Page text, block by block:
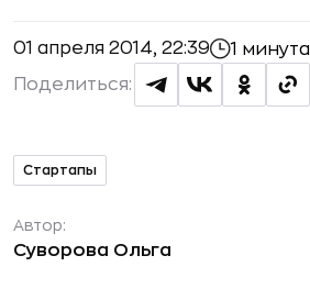
01 апреля 2014, 22:39 1 минута
Поделиться:
Стартапы
Автор:
Суворова Ольга